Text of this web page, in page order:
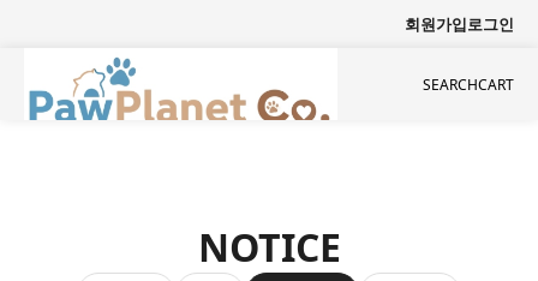
회원가입로그인
SEARCHCART
NOTICE